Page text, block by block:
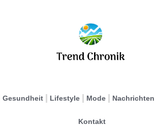
Gesundheit Lifestyle Mode Nachrichten
Kontakt